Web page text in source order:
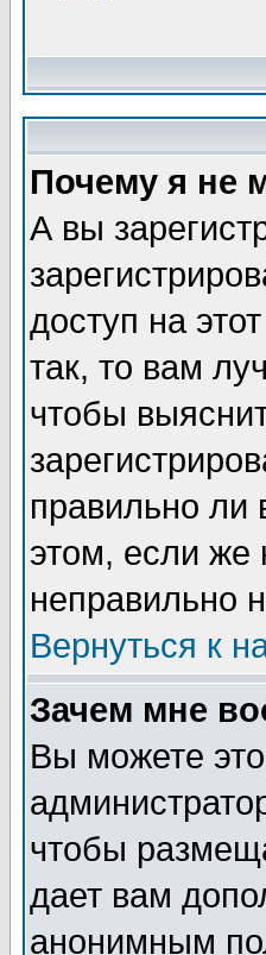
Почему я не
А вы
доступ на
так, то вам
чтобы
правильно
этом, если же
неправильно
Вернуться к
Зачем мне
Вы можете
чтобы
дает вам
анонимным